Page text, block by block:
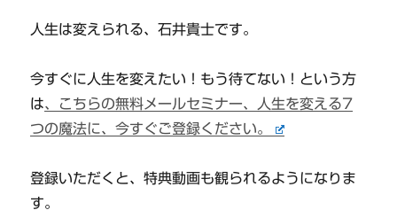
人生は変えられる、石井貴士です。
今すぐに人生を変えたい！もう待てない！という方
は、こちらの無料メールセミナー、人生を変える7
つの魔法に、今すぐご登録ください。
登録いただくと、特典動画も観られるようになりま
す。